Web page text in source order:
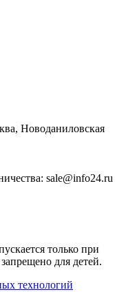
Новоданиловская
sale@info24.ru
только при
для детей.
технологий